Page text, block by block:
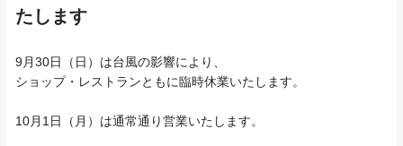
たします
9月30日（日）は台風の影響により、
ショップ・レストランともに臨時休業いたします。
10月1日（月）は通常通り営業いたします。